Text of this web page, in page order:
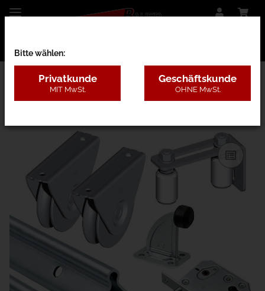
13AC - Bodengeführt
Bitte wählen:
Privatkunde
MIT MwSt.
Geschäftskunde
OHNE MwSt.